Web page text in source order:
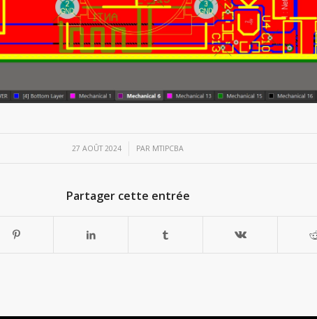
27 AOÛT 2024
/ PAR MTIPCBA
Partager cette entrée